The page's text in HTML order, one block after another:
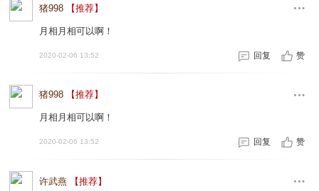
猪998 【推荐】
月相月相可以啊！
2020-02-06 13:52 回复 赞
猪998 【推荐】
月相月相可以啊！
2020-02-06 13:52 回复 赞
许武燕 【推荐】